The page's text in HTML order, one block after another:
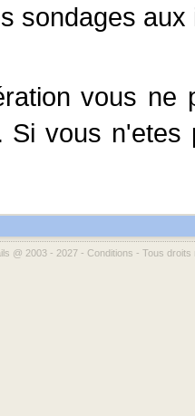
sondages aux
vous ne
Si vous
@ 2003 - 2027 - Conditions - Tous droits